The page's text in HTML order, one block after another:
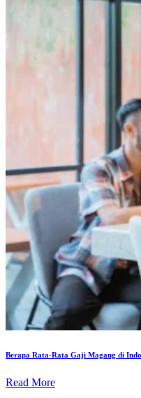
Berapa Rata-Rata Gaji Magang di
Read More